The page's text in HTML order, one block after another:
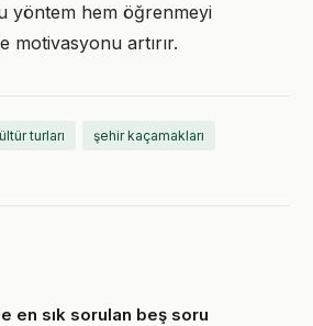
yöntem hem öğrenmeyi
motivasyonu artırır.
turları şehir kaçamakları
en sık sorulan beş soru